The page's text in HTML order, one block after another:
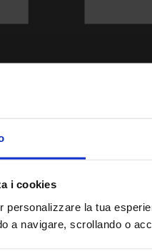
i cookies
personalizzare la tua
a navigare, scrollando o